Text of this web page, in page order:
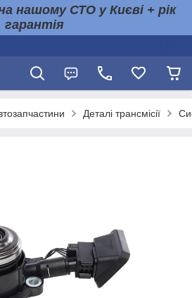
нашому СТО у Києві + рік
гарантія
Деталі трансмісії